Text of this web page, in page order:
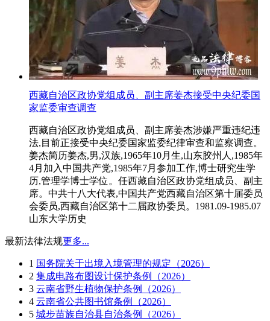
西藏自治区政协党组成员、副主席姜杰接受中央纪委国
家监委审查调查
西藏自治区政协党组成员、副主席姜杰涉嫌严重违纪违
法,目前正接受中央纪委国家监委纪律审查和监察调查。
姜杰简历姜杰,男,汉族,1965年10月生,山东胶州人,1985年
4月加入中国共产党,1985年7月参加工作,博士研究生学
历,管理学博士学位。任西藏自治区政协党组成员、副主
席。中共十八大代表,中国共产党西藏自治区第十届委员
会委员,西藏自治区第十二届政协委员。1981.09-1985.07
山东大学历史
最新法律法规更多...
1 国务院关于出境入境管理的规定（2026）
2 集成电路布图设计保护条例（2026）
3 云南省野生植物保护条例（2026）
4 云南省公共图书馆条例（2026）
5 城步苗族自治县自治条例（2026）